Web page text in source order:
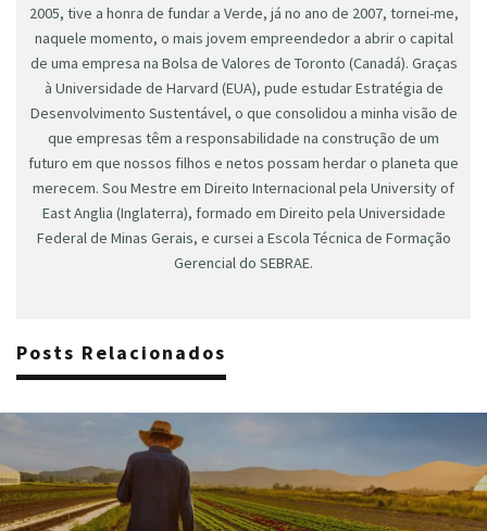
2005, tive a honra de fundar a Verde, já no ano de 2007, tornei-me,
naquele momento, o mais jovem empreendedor a abrir o capital
de uma empresa na Bolsa de Valores de Toronto (Canadá). Graças
à Universidade de Harvard (EUA), pude estudar Estratégia de
Desenvolvimento Sustentável, o que consolidou a minha visão de
que empresas têm a responsabilidade na construção de um
futuro em que nossos filhos e netos possam herdar o planeta que
merecem. Sou Mestre em Direito Internacional pela University of
East Anglia (Inglaterra), formado em Direito pela Universidade
Federal de Minas Gerais, e cursei a Escola Técnica de Formação
Gerencial do SEBRAE.
Posts Relacionados